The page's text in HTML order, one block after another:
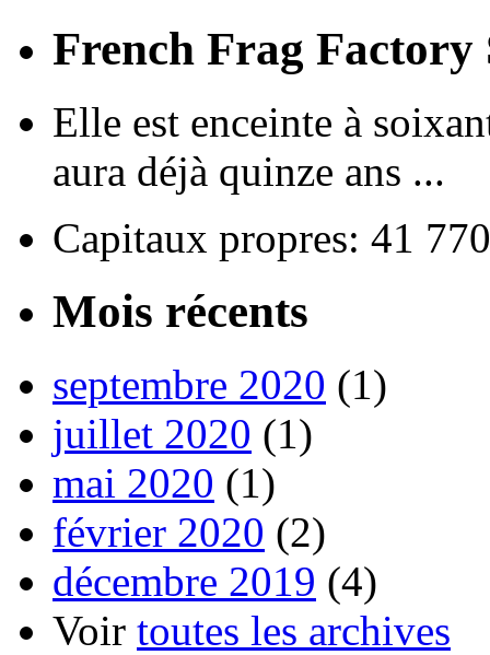
French Frag Factory
Elle est enceinte à
aura déjà quinze ans ...
Capitaux propres: 41
Mois récents
septembre 2020 (1)
juillet 2020 (1)
mai 2020 (1)
février 2020 (2)
décembre 2019 (4)
Voir toutes les archives